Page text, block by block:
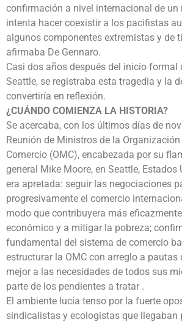
confirmación a nivel internacional de un
intenta hacer coexistir a los pacifistas
algunos componentes extremistas y de
afirmaba De Gennaro.
Casi dos años después del inicio formal
Seattle, se registraba esta tragedia y la
convertiría en reflexión.
¿CUÁNDO COMIENZA LA HISTORIA?
Se acercaba, con los últimos días de
Reunión de Ministros de la
Comercio (OMC), encabezada por su
general Mike Moore, en Seattle, Estados
era apretada: seguir las negociaciones
progresivamente el comercio
modo que contribuyera más
económico y a mitigar la pobreza;
fundamental del sistema de comercio
estructurar la OMC con arreglo a pautas
mejor a las necesidades de todos sus
parte de los pendientes a tratar .
El ambiente lucía tenso por la fuerte
sindicalistas y ecologistas que llegaban